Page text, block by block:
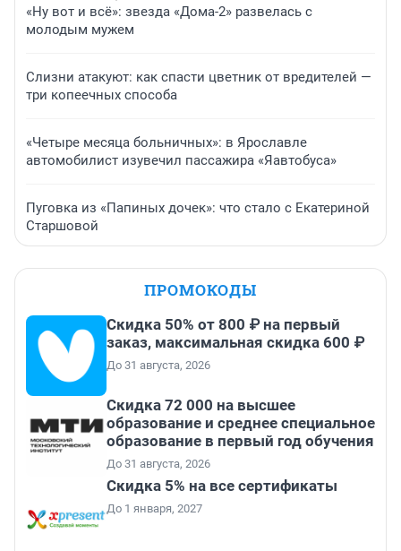
«Ну вот и всё»: звезда «Дома-2» развелась с
молодым мужем
Слизни атакуют: как спасти цветник от вредителей —
три копеечных способа
«Четыре месяца больничных»: в Ярославле
автомобилист изувечил пассажира «Яавтобуса»
Пуговка из «Папиных дочек»: что стало с Екатериной
Старшовой
ПРОМОКОДЫ
Скидка 50% от 800 ₽ на первый
заказ, максимальная скидка 600 ₽
До 31 августа, 2026
Скидка 72 000 на высшее
образование и среднее специальное
образование в первый год обучения
До 31 августа, 2026
Скидка 5% на все сертификаты
До 1 января, 2027